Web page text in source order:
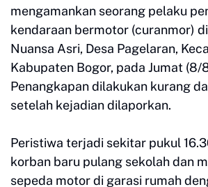
mengamankan seorang pelaku
kendaraan bermotor (curanmor)
Nuansa Asri, Desa Pagelaran,
Kabupaten Bogor, pada Jumat (8/
Penangkapan dilakukan kurang
setelah kejadian dilaporkan.
Peristiwa terjadi sekitar pukul
korban baru pulang sekolah dan
sepeda motor di garasi rumah